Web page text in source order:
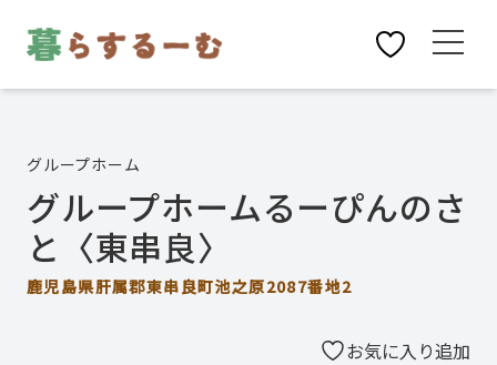
グループホーム
グループホームるーぴんのさ
と〈東串良〉
鹿児島県肝属郡東串良町池之原2087番地2
お気に入り追加